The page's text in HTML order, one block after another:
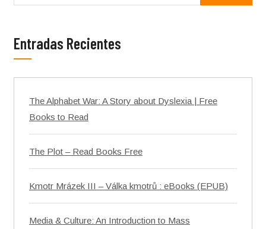
Entradas Recientes
The Alphabet War: A Story about Dyslexia | Free
Books to Read
The Plot – Read Books Free
Kmotr Mrázek III – Válka kmotrů : eBooks (EPUB)
Media & Culture: An Introduction to Mass